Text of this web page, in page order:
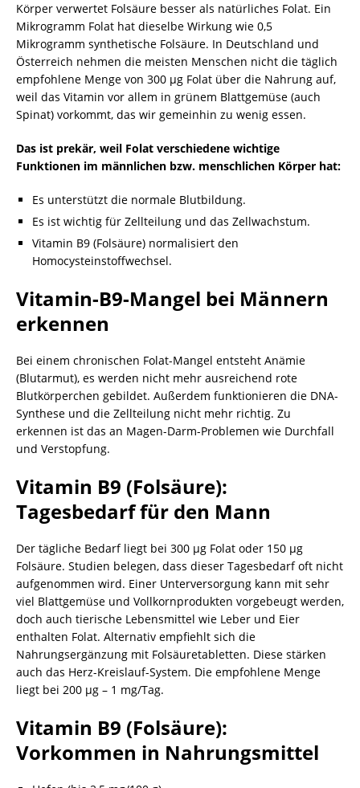
Körper verwertet Folsäure besser als natürliches Folat. Ein
Mikrogramm Folat hat dieselbe Wirkung wie 0,5
Mikrogramm synthetische Folsäure. In Deutschland und
Österreich nehmen die meisten Menschen nicht die täglich
empfohlene Menge von 300 µg Folat über die Nahrung auf,
weil das Vitamin vor allem in grünem Blattgemüse (auch
Spinat) vorkommt, das wir gemeinhin zu wenig essen.
Das ist prekär, weil Folat verschiedene wichtige
Funktionen im männlichen bzw. menschlichen Körper hat:
Es unterstützt die normale Blutbildung.
Es ist wichtig für Zellteilung und das Zellwachstum.
Vitamin B9 (Folsäure) normalisiert den
Homocysteinstoffwechsel.
Vitamin-B9-Mangel bei Männern
erkennen
Bei einem chronischen Folat-Mangel entsteht Anämie
(Blutarmut), es werden nicht mehr ausreichend rote
Blutkörperchen gebildet. Außerdem funktionieren die DNA-
Synthese und die Zellteilung nicht mehr richtig. Zu
erkennen ist das an Magen-Darm-Problemen wie Durchfall
und Verstopfung.
Vitamin B9 (Folsäure):
Tagesbedarf für den Mann
Der tägliche Bedarf liegt bei 300 µg Folat oder 150 µg
Folsäure. Studien belegen, dass dieser Tagesbedarf oft nicht
aufgenommen wird. Einer Unterversorgung kann mit sehr
viel Blattgemüse und Vollkornprodukten vorgebeugt werden,
doch auch tierische Lebensmittel wie Leber und Eier
enthalten Folat. Alternativ empfiehlt sich die
Nahrungsergänzung mit Folsäuretabletten. Diese stärken
auch das Herz-Kreislauf-System. Die empfohlene Menge
liegt bei 200 µg – 1 mg/Tag.
Vitamin B9 (Folsäure):
Vorkommen in Nahrungsmittel